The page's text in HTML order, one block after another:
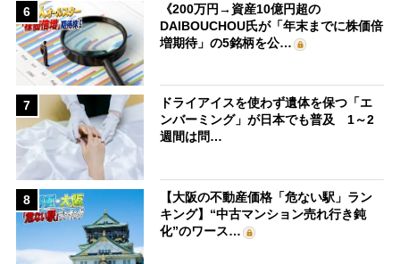
6
《200万円→資産10億円超の
DAIBOUCHOU氏が「年末までに株価倍
増期待」の5銘柄を公…
7
ドライアイスを使わず遺体を保つ「エ
ンバーミング」が日本でも普及 1～2
週間は問…
8
【大阪の不動産価格「危ない駅」ラン
キング】“中古マンション売れ行き鈍
化”のワース…